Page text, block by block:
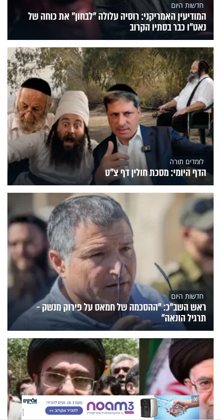
חדשות היום
המודיעין האמריקני: רוסיה עלולה "לבחון" את כוחה של
נאט"ו כבר בסתיו הקרוב
לומדים תורה
הדף היומי: מסכת חולין דף צ"ט
חדשות היום
ראש השב"כ: "ההסכמה של חמאס על פירוק מנשק -
תרגיל הונאה"
X